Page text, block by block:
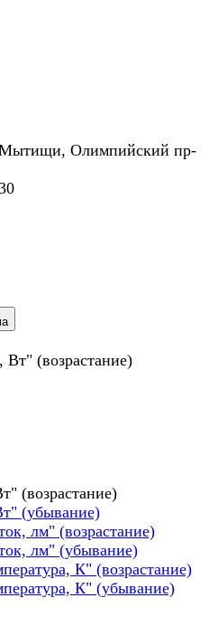
Мытищи, Олимпийский пр-
(возрастание)
(возрастание)
(убывание)
лм" (возрастание)
лм" (убывание)
К" (возрастание)
К" (убывание)